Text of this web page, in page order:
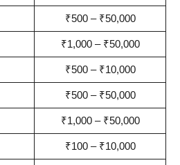
₹500 – ₹50,000
₹1,000 – ₹50,000
₹500 – ₹10,000
₹500 – ₹50,000
₹1,000 – ₹50,000
₹100 – ₹10,000